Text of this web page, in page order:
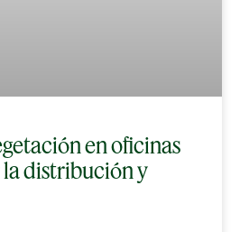
en oficinas
distribución y